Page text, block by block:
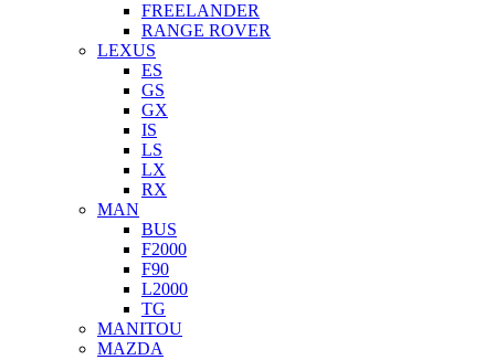
FREELANDER
RANGE ROVER
LEXUS
ES
GS
GX
IS
LS
LX
RX
MAN
BUS
F2000
F90
L2000
TG
MANITOU
MAZDA